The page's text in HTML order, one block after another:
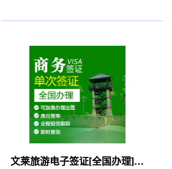
文莱旅游电子签证[全国办理]-